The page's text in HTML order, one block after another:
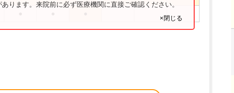
ります。来院前に必ず医療機関に直接ご確認ください。
×閉じる